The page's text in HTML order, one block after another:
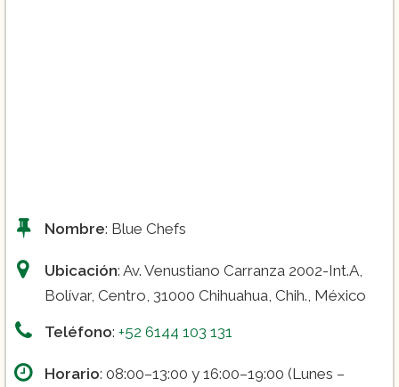
Diplomado en Repostería II ($3.650):
Diplomado en Chocolatería ($3.600):
Nombre: Blue Chefs
Ubicación: Av. Venustiano Carranza 2002-Int.A,
Bolívar, Centro, 31000 Chihuahua, Chih., México
Teléfono: +52 6144 103 131
Horario: 08:00–13:00 y 16:00–19:00 (Lunes –